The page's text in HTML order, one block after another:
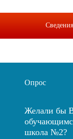
Опрос
Желали бы
школа №2?